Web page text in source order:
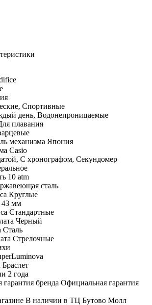
Спортивные
день, Водонепроницаемые
плавания
механизма Япония
Casio
С хронографом, Секундомер
10 atm
сталь
Круглые
43 мм
Стандартные
Черный
Сталь
Стрелочные
Браслет
2 года
бренда Официальная гарантия
В наличии в ТЦ Бутово Молл